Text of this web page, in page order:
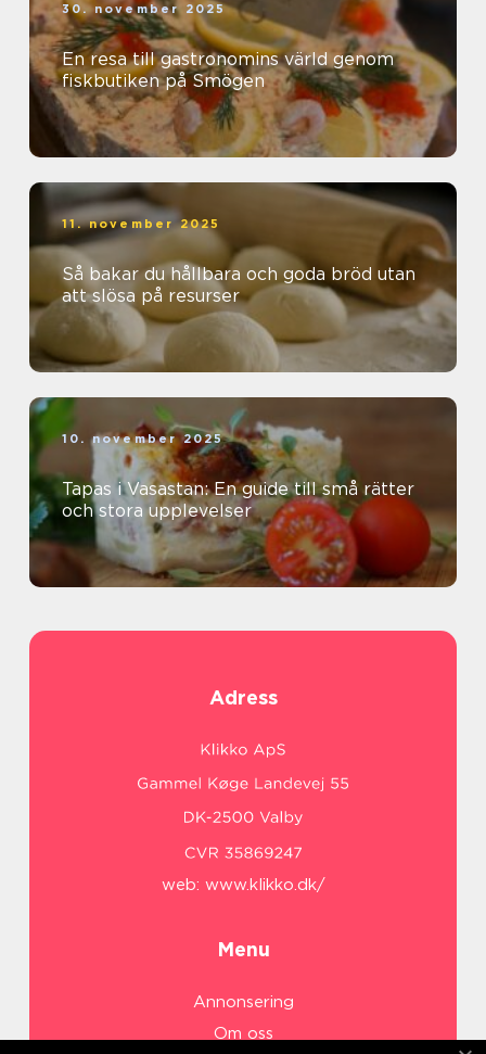
30. november 2025
En resa till gastronomins värld genom
fiskbutiken på Smögen
11. november 2025
Så bakar du hållbara och goda bröd utan
att slösa på resurser
10. november 2025
Tapas i Vasastan: En guide till små rätter
och stora upplevelser
Adress
web: www.klikko.dk/
Menu
Annonsering
Om oss